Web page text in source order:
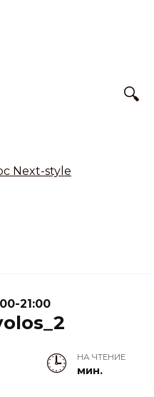
21:00
НА ЧТЕНИЕ
мин.